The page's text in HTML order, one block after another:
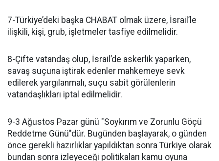
7-Türkiye’deki başka CHABAT olmak üzere, İsrail’le
ilişkili, kişi, grub, işletmeler tasfiye edilmelidir.
8-Çifte vatandaş olup, İsrail’de askerlik yaparken,
savaş suçuna iştirak edenler mahkemeye sevk
edilerek yargılanmalı, suçu sabit görülenlerin
vatandaşlıkları iptal edilmelidir.
9-3 Ağustos Pazar günü "Soykırım ve Zorunlu Göçü
Reddetme Günü"dür. Bugünden başlayarak, o günden
önce gerekli hazırlıklar yapıldıktan sonra Türkiye olarak
bundan sonra izleyeceği politikaları kamu oyuna